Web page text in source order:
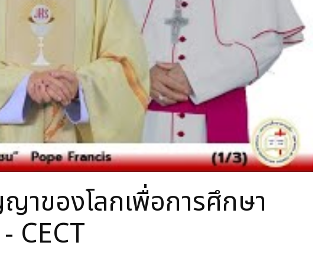
ของโลกเพื่อการศึกษา
CECT